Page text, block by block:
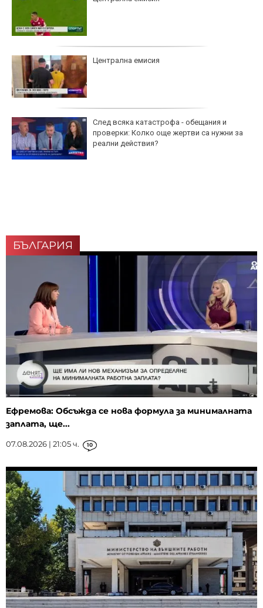
Централна емисия
След всяка катастрофа - обещания и
проверки: Колко още жертви са нужни за
реални действия?
БЪЛГАРИЯ
Ефремова: Обсъжда се нова формула за минималната
заплата, ще...
07.08.2026 | 21:05 ч. 10